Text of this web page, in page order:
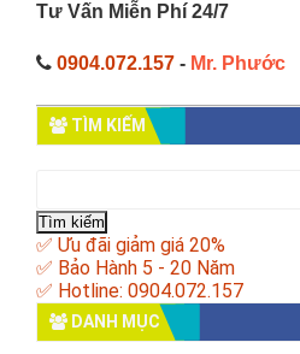
Tư Vấn Miễn Phí 24/7
0904.072.157 - Mr. Phước
TÌM KIẾM
cho:
✅ Ưu đãi giảm giá 20%
✅ Bảo Hành 5 - 20 Năm
✅ Hotline: 0904.072.157
DANH MỤC